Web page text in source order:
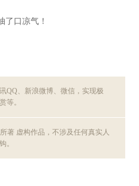
了口凉气！
QQ、新浪微博、微信，实现极
等。
著 虚构作品，不涉及任何真实人
。